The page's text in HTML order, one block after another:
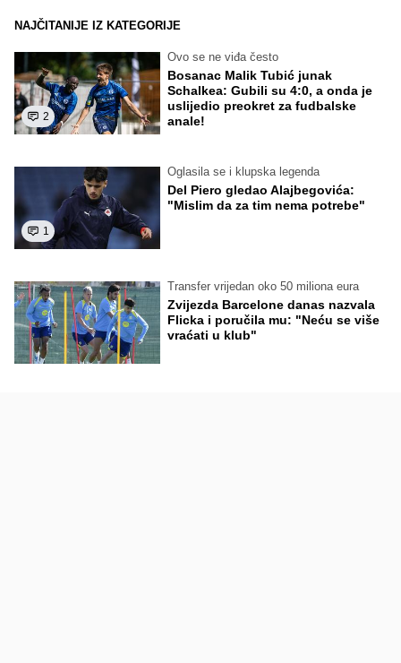
NAJČITANIJE IZ KATEGORIJE
2
Ovo se ne viđa često
Bosanac Malik Tubić junak
Schalkea: Gubili su 4:0, a onda je
uslijedio preokret za fudbalske
anale!
1
Oglasila se i klupska legenda
Del Piero gledao Alajbegovića:
"Mislim da za tim nema potrebe"
Transfer vrijedan oko 50 miliona eura
Zvijezda Barcelone danas nazvala
Flicka i poručila mu: "Neću se više
vraćati u klub"